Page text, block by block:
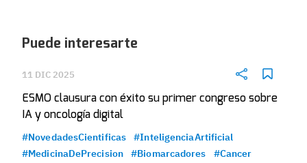
Puede interesarte
11 DIC 2025
ESMO clausura con éxito su primer congreso sobre
IA y oncología digital
#NovedadesCientificas
#InteligenciaArtificial
#MedicinaDePrecision
#Biomarcadores
#Cancer